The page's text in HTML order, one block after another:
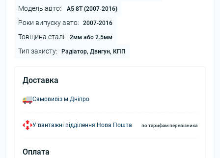
Модель авто: A5 8T (2007-2016)
Роки випуску авто: 2007-2016
Товщина сталі: 2мм або 2.5мм
Тип захисту: Радіатор, Двигун, КПП
Доставка
Самовивіз м.Дніпро
У вантажні відділення Нова Пошта по тарифам перевізника
Оплата